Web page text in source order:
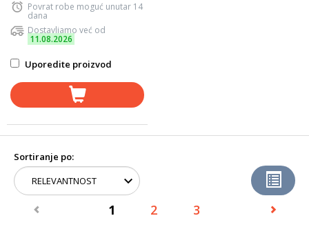
Povrat robe moguć unutar 14
dana
Dostavljamo već od
11.08.2026
Uporedite proizvod
Sortiranje po:
1 2 3